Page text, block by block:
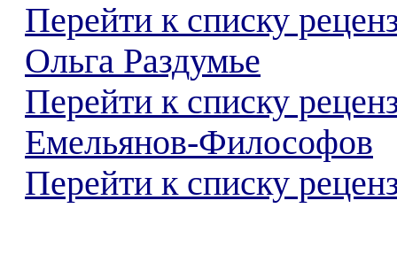
Перейти к списку
Ольга Раздумье
Перейти к списку
Емельянов-Философов
Перейти к списку